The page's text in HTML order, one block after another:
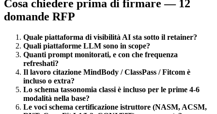
Cosa chiedere prima di firmare — 12
domande RFP
Quale piattaforma di visibilità AI sta sotto il retainer?
Quali piattaforme LLM sono in scope?
Quanti prompt monitorati, e con che frequenza
refreshati?
Il lavoro citazione MindBody / ClassPass / Fitcom è
incluso o extra?
Lo schema tassonomia classi è incluso per le prime 4-6
modalità nella base?
Le voci schema certificazione istruttore (NASM, ACSM,